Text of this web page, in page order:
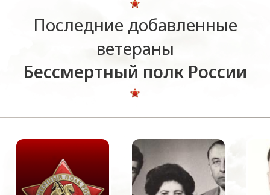
Последние добавленные
ветераны
Бессмертный полк России